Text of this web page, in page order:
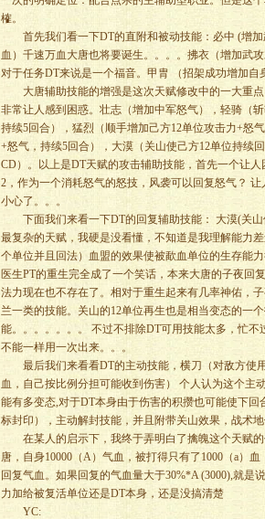
榷。
首先我们看一下DT的直附和被动技能：必中 (增加
血）千速万血大唐也将要诞生。。。。拂衣（增加武
对于任务DT来说是一个福音。甲胄 （招架成功增加自
大唐辅助技能的增强是这次天赋修改中的一大重点
非常让人感到困惑。壮志（增加中军怒气），轻骑（
持续5回合），猛烈（顺手增加己方12单位攻击力+怒
+怒气，持续5回合），大漠（关山使己方12单位持续
CD）。以上是DT天赋的攻击辅助技能，首先一个让
2，作为一个消耗怒气的怒技，风袭可以回复怒气？
小心了。。。
下面我们来看一下DT的回复辅助技能： 大漠(关
最复杂的天赋，我硬是没看懂，不知道是我理解能力
个单位并且回法）血盟的效果使被歃血单位的生存能
医生PT的重生完全成了一个笑话，本来大唐的子夜回
法力现在也不存在了。相对于重生起来有几率神佑，
兰一类的技能。关山的12单位再生也是相当变态的一
能。。。。。。。 不过不排除DT可用技能太多，忙
不能一样用一次出来。。。
最后我们来看看DT的主动技能，横刀（对敌方使
血，自己按比例分担可能收到伤害） 个人认为这个主
能有多变态,对于DT本身由于伤害的积攒也可能使下
标封印），主动解封技能，并且附带关山效果，战术地
在某人的启示下，我终于弄明白了擒魄这个天赋的
唐，自身10000（A）气血，被打得只有了1000（a）
回复气血。如果回复的气血量大于30%*A (3000),就
力加给被复活单位还是DT本身，还是没搞清楚
YC: